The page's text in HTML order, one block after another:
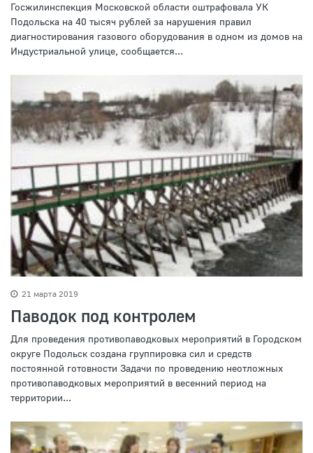
Госжилинспекция Московской области оштрафовала УК
Подольска на 40 тысяч рублей за нарушения правил
диагностирования газового оборудования в одном из домов на
Индустриальной улице, сообщается...
21 марта 2019
Паводок под контролем
Для проведения противопаводковых мероприятий в Городском
округе Подольск создана группировка сил и средств
постоянной готовности Задачи по проведению неотложных
противопаводковых мероприятий в весенний период на
территории...